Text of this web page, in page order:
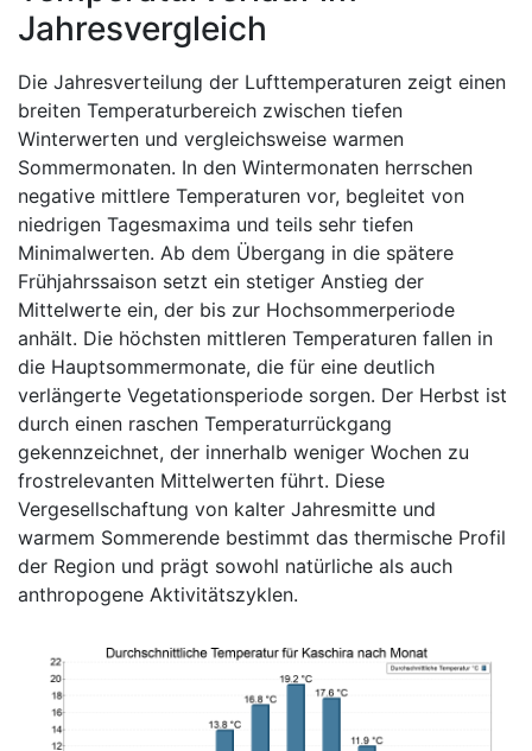
Jahresvergleich
Die Jahresverteilung der Lufttemperaturen zeigt einen
breiten Temperaturbereich zwischen tiefen
Winterwerten und vergleichsweise warmen
Sommermonaten. In den Wintermonaten herrschen
negative mittlere Temperaturen vor, begleitet von
niedrigen Tagesmaxima und teils sehr tiefen
Minimalwerten. Ab dem Übergang in die spätere
Frühjahrssaison setzt ein stetiger Anstieg der
Mittelwerte ein, der bis zur Hochsommerperiode
anhält. Die höchsten mittleren Temperaturen fallen in
die Hauptsommermonate, die für eine deutlich
verlängerte Vegetationsperiode sorgen. Der Herbst ist
durch einen raschen Temperaturrückgang
gekennzeichnet, der innerhalb weniger Wochen zu
frostrelevanten Mittelwerten führt. Diese
Vergesellschaftung von kalter Jahresmitte und
warmem Sommerende bestimmt das thermische Profil
der Region und prägt sowohl natürliche als auch
anthropogene Aktivitätszyklen.